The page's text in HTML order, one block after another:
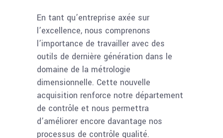
En tant qu’entreprise axée sur
l’excellence, nous comprenons
l’importance de travailler avec des
outils de dernière génération dans le
domaine de la métrologie
dimensionnelle. Cette nouvelle
acquisition renforce notre département
de contrôle et nous permettra
d’améliorer encore davantage nos
processus de contrôle qualité.